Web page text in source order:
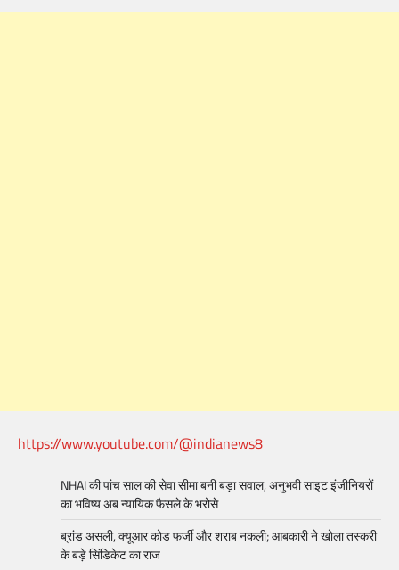
https://www.youtube.com/@indianews8
NHAI की पांच साल की सेवा सीमा बनी बड़ा सवाल, अनुभवी साइट इंजीनियरों
का भविष्य अब न्यायिक फैसले के भरोसे
ब्रांड असली, क्यूआर कोड फर्जी और शराब नकली; आबकारी ने खोला तस्करी
के बड़े सिंडिकेट का राज